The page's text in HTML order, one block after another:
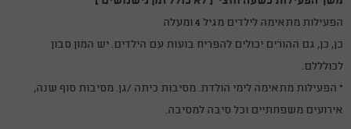
הפעילות מתאימה לילדים מגיל 4 ומעלה
כן, כן, גם ההורים יכולים להפריח בועות עם הילדים. יש המון סבון
לכולללם.
* הפעילות מתאימה לימי הולדת. מסיבות כיתה /גן. מסיבות סוף שנה,
אירועים משפחתיים וכל סיבה למסיבה.